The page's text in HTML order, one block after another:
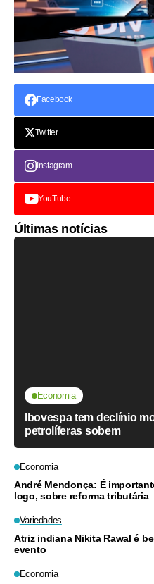
Facebook
Twitter
Instagram
YouTube
Últimas notícias
Economia
Ibovespa tem declínio
petrolíferas sobem
Economia
André Mendonça: É
logo, sobre reforma tributária
Variedades
Atriz indiana Nikita Rawal é
evento
Economia